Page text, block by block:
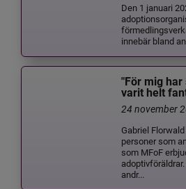
Den 1 januari
innebär bland
"För mig
varit helt
24 november
Gabriel
personer som
som MFoF
andr...